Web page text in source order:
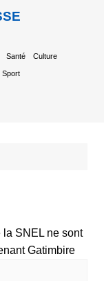
Santé Culture
Sport